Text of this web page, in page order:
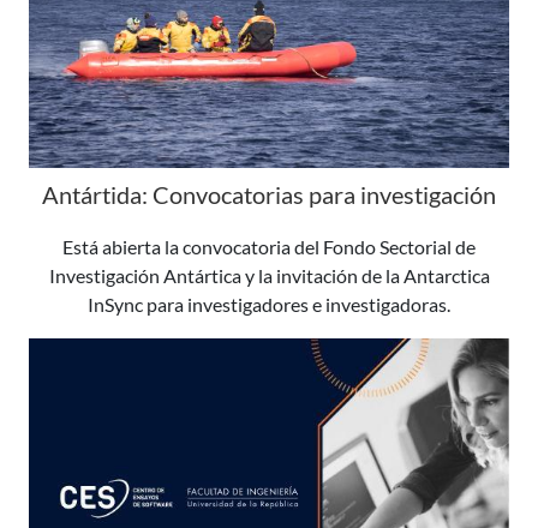
Antártida: Convocatorias para investigación
Está abierta la convocatoria del Fondo Sectorial de
Investigación Antártica y la invitación de la Antarctica
InSync para investigadores e investigadoras.